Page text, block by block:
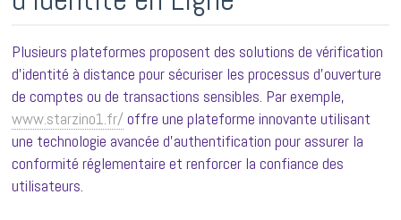
Plusieurs plateformes proposent des solutions de vérification
d’identité à distance pour sécuriser les processus d’ouverture
de comptes ou de transactions sensibles. Par exemple,
www.starzino1.fr/ offre une plateforme innovante utilisant
une technologie avancée d’authentification pour assurer la
conformité réglementaire et renforcer la confiance des
utilisateurs.